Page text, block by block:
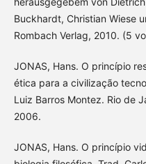
Buckhardt, Christian Wiese
Rombach Verlag, 2010. (5
JONAS, Hans. O princípio
ética para a civilização
Luiz Barros Montez. Rio de
2006.
JONAS, Hans. O princípio